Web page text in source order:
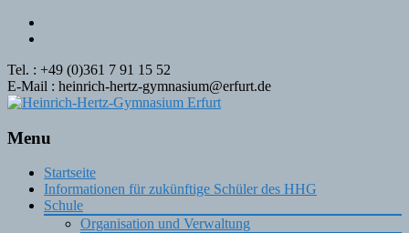
Tel. : +49 (0)361 7 91 15 52
E-Mail : heinrich-hertz-gymnasium@erfurt.de
Menu
Skip
content
Startseite
Informationen für zukünftige Schüler des HHG
Schule
Organisation und Verwaltung